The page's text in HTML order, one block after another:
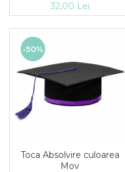
32,00 Lei
-50%
Toca Absolvire culoarea
Mov